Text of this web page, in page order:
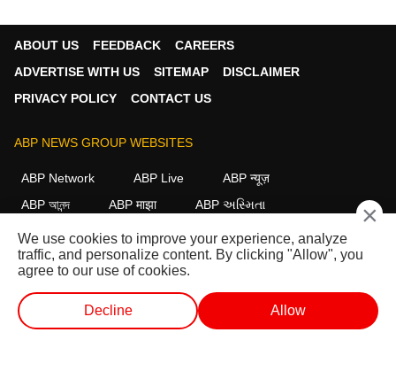
ABOUT US FEEDBACK
CAREERS
ADVERTISE WITH US
SITEMAP
DISCLAIMER
PRIVACY POLICY
CONTACT US
ABP NEWS GROUP WEBSITES
ABP Network ABP Live
ABP न्यूज़
ABP আনন্দ
ABP माझा
ABP અસ્મિતા
ABP Ganga
ABP ਸਾਂਝਾ ABP நாடு ABP దేశం
FOLLOW US
×
We use cookies to improve your experience, analyze
traffic, and personalize content. By clicking "Allow", you
agree to our use of cookies.
Decline Allow